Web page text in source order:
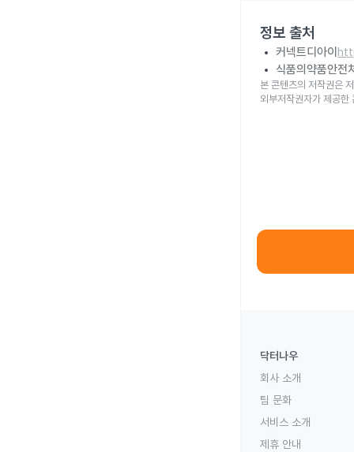
정보 출처
커넥트디아이
식품의약품안전
본 콘텐츠의 저작권은
외부저작권자가 제공한
닥터나우
회사 소개
팀 문화
서비스 소개
제휴 안내